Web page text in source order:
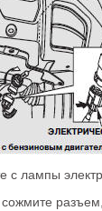
с лампы
сожмите